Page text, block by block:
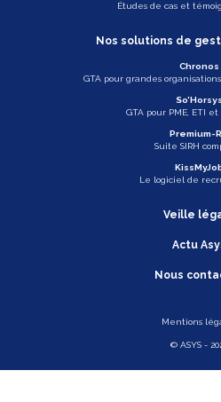
Études de cas et
Nos solutions de
Chronos
GTA pour grandes
So’Horsys
GTA pour PME, ETI
Premium-
Suite SIRH
Le logiciel de
Veille
Actu
Nous
Mentions
© ASYS -